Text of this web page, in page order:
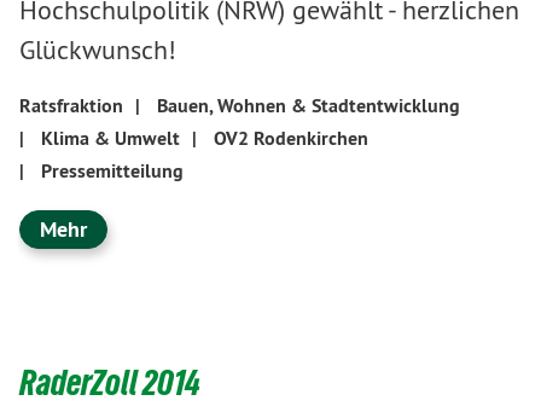
Hochschulpolitik (NRW) gewählt - herzlichen
Glückwunsch!
Ratsfraktion |
Bauen, Wohnen & Stadtentwicklung
|
Klima & Umwelt |
OV2 Rodenkirchen
|
Pressemitteilung
Mehr
RaderZoll 2014